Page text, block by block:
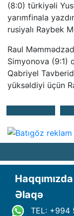
(8:0) türkiyəli
yarımfinala
rusiyalı Raybek
Raul
Simyonova (9:1)
Qabriyel
yüksəldiyi üçün
Haqqımızda
Əlaqə
TEL: +994